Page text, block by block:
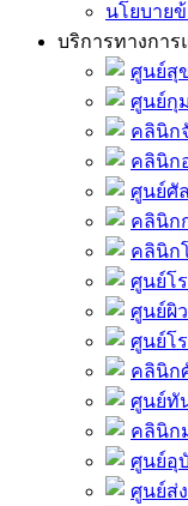
นโยบาย
บริการทางการ
ศูนย์สุ
ศูนย์กุ
คลินิก
คลินิก
ศูนย์ศั
คลินิก
คลินิก
ศูนย์โ
ศูนย์ผิ
ศูนย์โ
คลินิก
ศูนย์ทั
คลินิก
ศูนย์อุ
ศูนย์ส่